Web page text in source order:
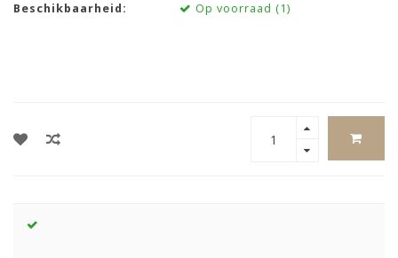
Beschikbaarheid:
Op voorraad (1)